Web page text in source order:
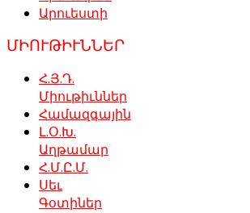
Արուեստի
ՄԻՈՒԹԻՒՆՆԵՐ
Հ.Յ.Դ.
Միութիւններ
Համազգային
Լ.Օ.Խ.
Աղթամար
Հ.Մ.Ը.Մ.
Սեւ
Գօտիներ